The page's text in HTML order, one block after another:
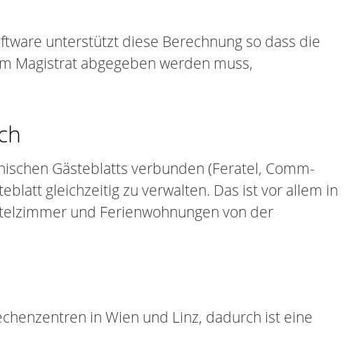
unterstützt diese Berechnung so dass die
Magistrat abgegeben werden muss,
Gästeblatts verbunden (Feratel, Comm-
gleichzeitig zu verwalten. Das ist vor allem in
und Ferienwohnungen von der
in Wien und Linz, dadurch ist eine